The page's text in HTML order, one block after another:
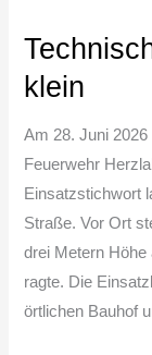
klein
Am 28. Juni
Feuerwehr
Einsatzstichwort
Straße. Vor Ort
drei Metern
ragte. Die
örtlichen Bauhof
Technische
Hilfe
[H1]
–
Unwetter
klein